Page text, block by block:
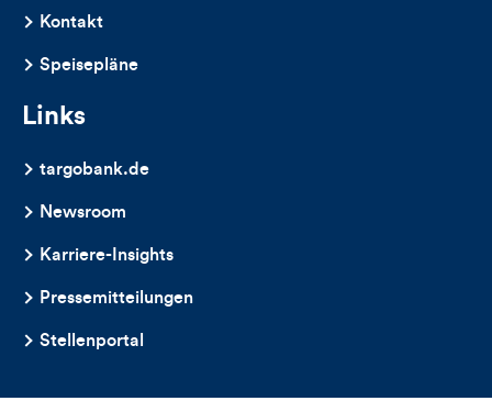
Kontakt
Speisepläne
Links
targobank.de
Newsroom
Karriere-Insights
Pressemitteilungen
Stellenportal